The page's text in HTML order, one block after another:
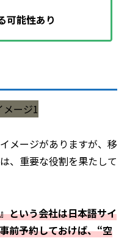
可能性あり
メージがありますが、移
、重要な役割を果たして
という会社は日本語サイ
前予約しておけば、“空